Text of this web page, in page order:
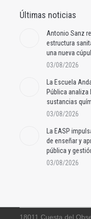
Últimas noticias
Antonio Sanz
estructura
una nueva
03/08/2026
La Escuela
Pública
sustancias
03/08/2026
La EASP
de enseñar y
pública y
03/08/2026
18011 Cuesta del